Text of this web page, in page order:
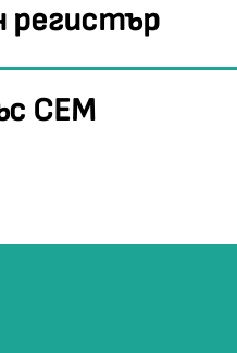
регистър
СЕМ